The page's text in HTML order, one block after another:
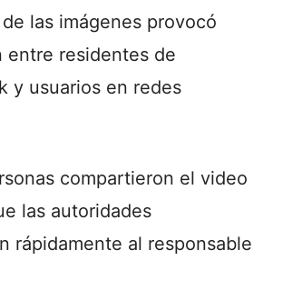
las imágenes provocó
entre residentes de
y usuarios en redes
compartieron el video
las autoridades
rápidamente al responsable